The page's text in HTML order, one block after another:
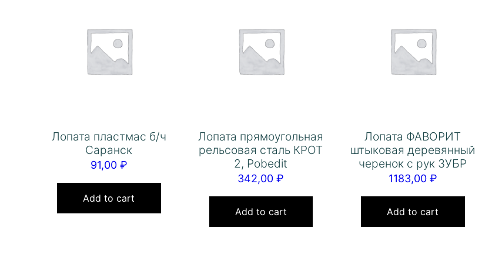
Лопата пластмас б/ч
Саранск
91,00 ₽
Add to cart
Лопата прямоугольная
рельсовая сталь КРОТ
2, Pobedit
342,00₽
Add to cart
Лопата ФАВОРИТ
штыковая деревянный
черенок с рук ЗУБР
1183,00 ₽
Add to cart